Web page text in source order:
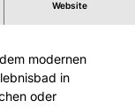
Website
modernen
in
oder